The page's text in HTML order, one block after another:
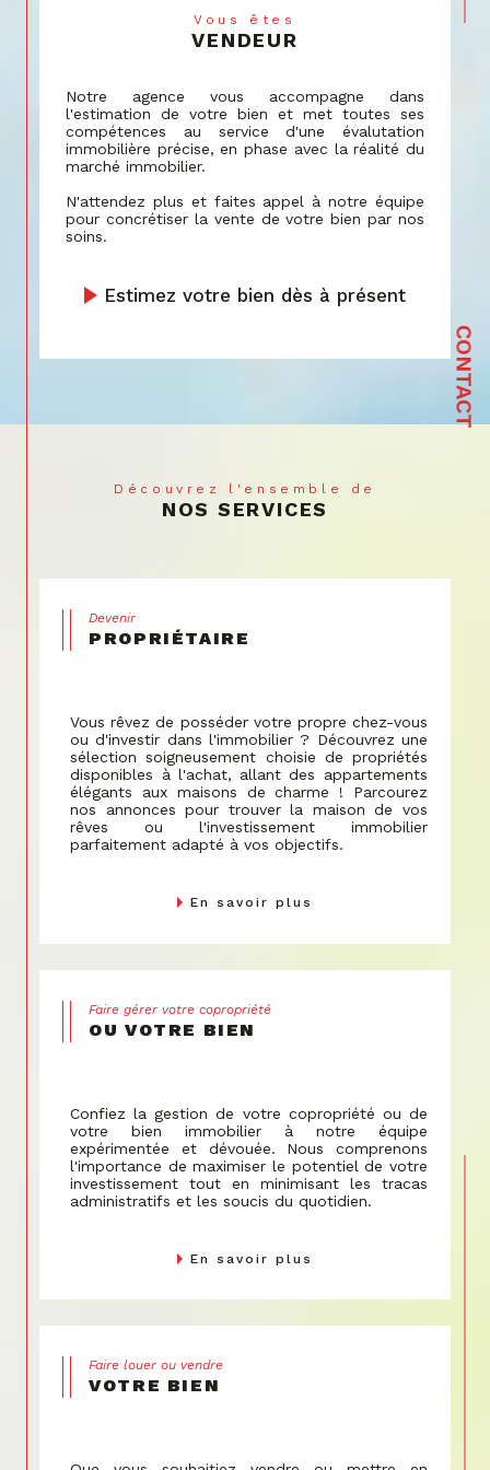
CONTACT
par une assistance personnalisée dans la
recherche de votre lieu de vie idéal,
votre budget.
Estimation
Notre service d'estimation tire parti de
décennies d'expérience et de données de
marché actualisées.
reflétant sa vraie valeur sur le marché actuel,
Notre expérience en tant que syndic de
communication efficace et un engagement
envers le bien-être communautaire.
valorisation de votre propriété.
Vous êtes
VENDEUR
Notre agence vous accompagne dans
l'estimation de votre bien et met toutes ses
compétences au service d'une évalutation
immobilière précise, en phase avec la réalité du
marché immobilier.
N'attendez plus et faites appel à notre équipe
pour concrétiser la vente de votre bien par nos
soins.
Estimez votre bien dès à présent
Découvrez l'ensemble de
NOS SERVICES
Devenir
PROPRIÉTAIRE
Vous rêvez de posséder votre propre chez-vous
ou d'investir dans l'immobilier ? Découvrez une
sélection soigneusement choisie de propriétés
disponibles à l'achat, allant des appartements
élégants aux maisons de charme ! Parcourez
nos annonces pour trouver la maison de vos
rêves ou l'investissement immobilier
parfaitement adapté à vos objectifs.
En savoir plus
Faire gérer votre copropriété
OU VOTRE BIEN
Confiez la gestion de votre copropriété ou de
votre bien immobilier à notre équipe
expérimentée et dévouée. Nous comprenons
l'importance de maximiser le potentiel de votre
investissement tout en minimisant les tracas
administratifs et les soucis du quotidien.
En savoir plus
Faire louer ou vendre
VOTRE BIEN